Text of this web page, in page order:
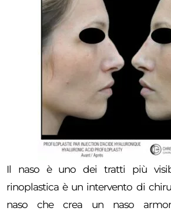
Il naso è uno dei tratti più
rinoplastica è un intervento di
naso che crea un naso